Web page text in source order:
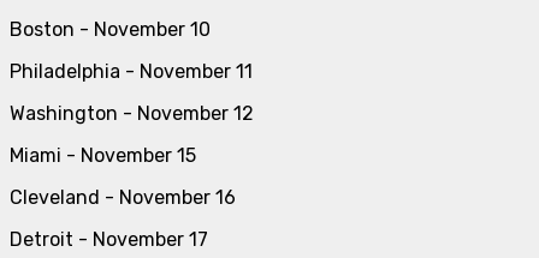
Boston - November 10
Philadelphia - November 11
Washington - November 12
Miami - November 15
Cleveland - November 16
Detroit - November 17